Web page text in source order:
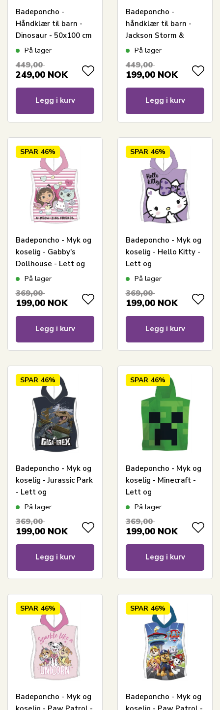
Badeponcho -
Håndklær til barn -
Dinosaur - 50x100 cm
- 100% bomull
På lager
449,00
249,00 NOK
Legg i kurv
Badeponcho -
håndklær til barn -
Jackson Storm &
McQueen - 50x100 cm
På lager
449,00
199,00 NOK
Legg i kurv
SPAR 46%
Badeponcho - Myk og
koselig - Gabby's
Dollhouse - Lett og
hurtigtørkende
På lager
369,00
199,00 NOK
Legg i kurv
SPAR 46%
Badeponcho - Myk og
koselig - Hello Kitty -
Lett og
hurtigtørkende
På lager
369,00
199,00 NOK
Legg i kurv
SPAR 46%
Badeponcho - Myk og
koselig - Jurassic Park
- Lett og
hurtigtørkende
På lager
369,00
199,00 NOK
Legg i kurv
SPAR 46%
Badeponcho - Myk og
koselig - Minecraft -
Lett og
hurtigtørkende
På lager
369,00
199,00 NOK
Legg i kurv
SPAR 46%
Badeponcho - Myk og
SPAR 46%
Badeponcho - Myk og